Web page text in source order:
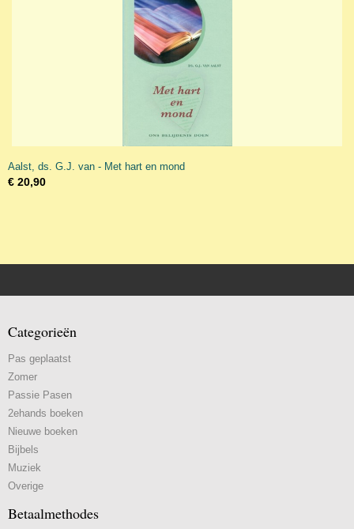
Aalst, ds. G.J. van - Met hart en mond
€ 20,90
Categorieën
Pas geplaatst
Zomer
Passie Pasen
2ehands boeken
Nieuwe boeken
Bijbels
Muziek
Overige
Betaalmethodes